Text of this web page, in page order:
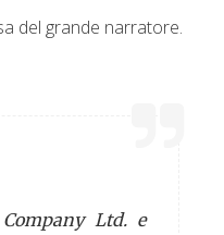
del grande narratore.
Company Ltd.e